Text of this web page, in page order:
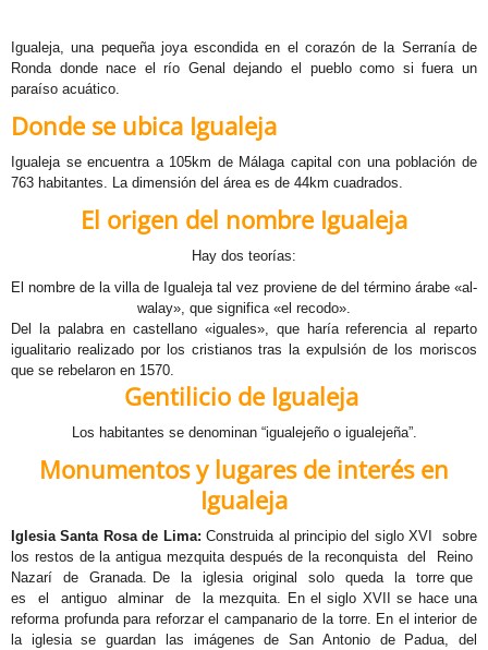
Igualeja, una pequeña joya escondida en el corazón de la Serranía de
Ronda donde nace el río Genal dejando el pueblo como si fuera un
paraíso acuático.
Donde se ubica Igualeja
Igualeja se encuentra a 105km de Málaga capital con una población de
763 habitantes. La dimensión del área es de 44km cuadrados.
El origen del nombre Igualeja
Hay dos teorías:
El nombre de la villa de Igualeja tal vez proviene de del término árabe «al-
walay», que significa «el recodo».
Del la palabra en castellano «iguales», que haría referencia al reparto
igualitario realizado por los cristianos tras la expulsión de los moriscos
que se rebelaron en 1570.
Gentilicio de Igualeja
Los habitantes se denominan “igualejeño o igualejeña”.
Monumentos y lugares de interés en
Igualeja
Iglesia Santa Rosa de Lima: Construida al principio del siglo XVI sobre
los restos de la antigua mezquita después de la reconquista del Reino
Nazarí de Granada. De la iglesia original solo queda la torre que
es el antiguo alminar de la mezquita. En el siglo XVII se hace una
reforma profunda para reforzar el campanario de la torre. En el interior de
la iglesia se guardan las imágenes de San Antonio de Padua, del